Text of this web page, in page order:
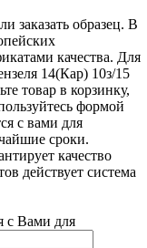
заказать образец. В
качества. Для
14(Кар) 10з/15
товар в корзинку,
формой
с вами для
сроки.
качество
действует система
с Вами для